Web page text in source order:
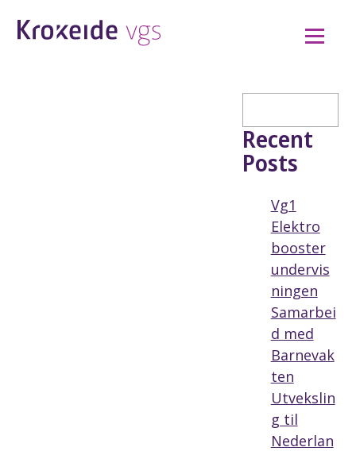
Recent
Posts
Vg1
Elektro
booster
undervis
ningen
Samarbei
d med
Barnevak
ten
Utvekslin
g til
Nederlan